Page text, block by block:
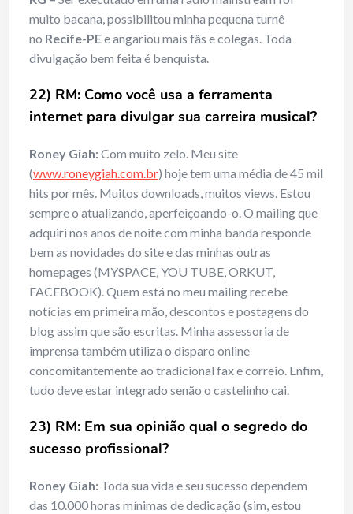
muito bacana, possibilitou minha pequena turnê
no Recife-PEe angariou mais fãs e colegas. Toda
divulgação bem feita é benquista.
22) RM: Como você usa a ferramenta
internet para divulgar sua carreira musical?
Roney Giah:Com muito zelo. Meu site
(www.roneygiah.com.br) hoje tem uma média de 45 mil
hits por mês. Muitos downloads, muitos views. Estou
sempre o atualizando, aperfeiçoando-o. O mailing que
adquiri nos anos de noite com minha banda responde
bem as novidades do site e das minhas outras
homepages (MYSPACE, YOU TUBE, ORKUT,
FACEBOOK). Quem está no meu mailing recebe
notícias em primeira mão, descontos e postagens do
blog assim que são escritas. Minha assessoria de
imprensa também utiliza o disparo online
concomitantemente ao tradicional fax e correio. Enfim,
tudo deve estar integrado senão o castelinho cai.
23) RM: Em sua opinião qual o segredo do
sucesso profissional?
Roney Giah: Toda sua vida e seu sucesso dependem
das 10.000 horas mínimas de dedicação (sim, estou